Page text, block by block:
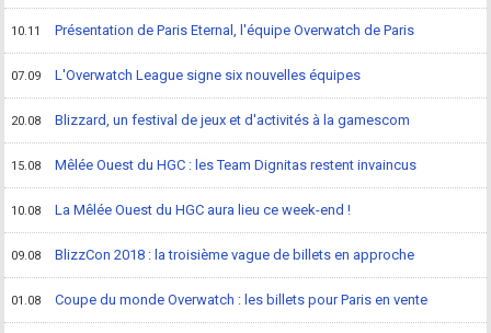
10.11 Présentation de Paris Eternal, l'équipe Overwatch de Paris
07.09 L'Overwatch League signe six nouvelles équipes
20.08 Blizzard, un festival de jeux et d'activités à la gamescom
15.08 Mêlée Ouest du HGC : les Team Dignitas restent invaincus
10.08 La Mêlée Ouest du HGC aura lieu ce week-end !
09.08 BlizzCon 2018 : la troisième vague de billets en approche
01.08 Coupe du monde Overwatch : les billets pour Paris en vente